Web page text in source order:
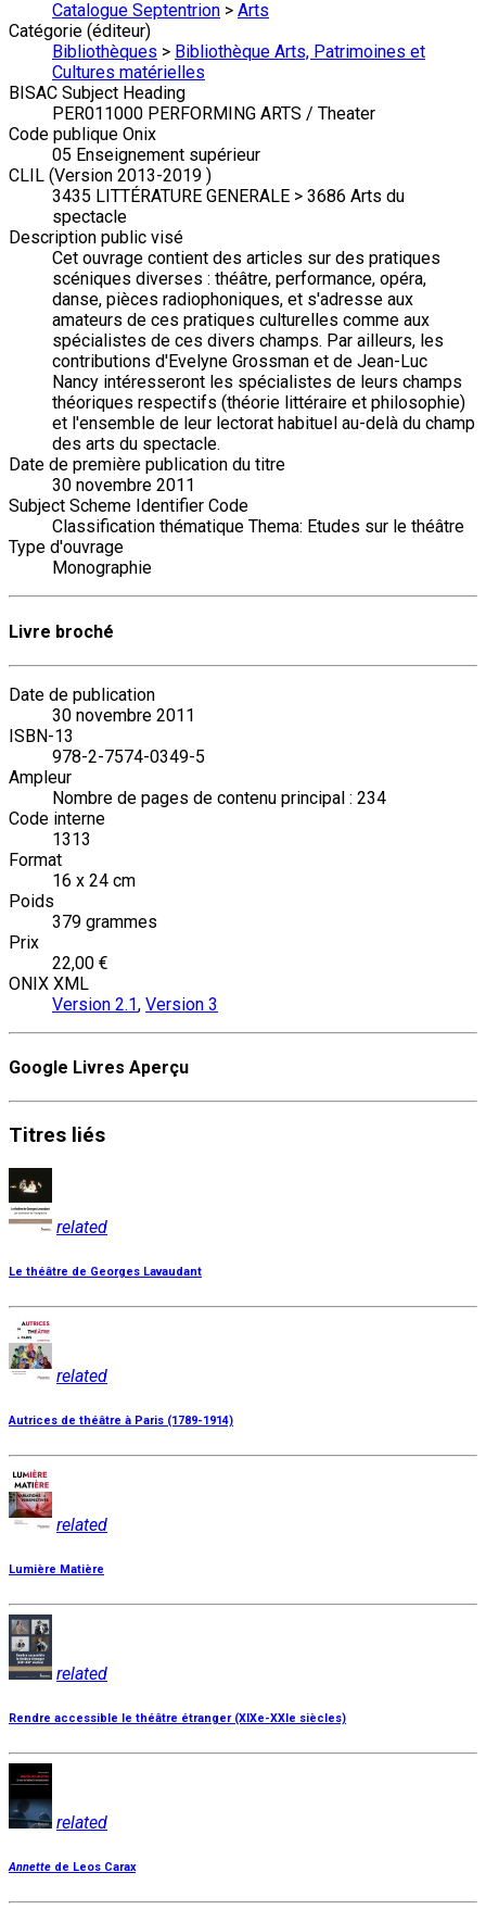
Catalogue Septentrion > Arts
Catégorie (éditeur)
Bibliothèques > Bibliothèque Arts, Patrimoines et
Cultures matérielles
BISAC Subject Heading
PER011000 PERFORMING ARTS / Theater
Code publique Onix
05 Enseignement supérieur
CLIL (Version 2013-2019 )
3435 LITTÉRATURE GENERALE > 3686 Arts du
spectacle
Description public visé
Cet ouvrage contient des articles sur des pratiques
scéniques diverses : théâtre, performance, opéra,
danse, pièces radiophoniques, et s'adresse aux
amateurs de ces pratiques culturelles comme aux
spécialistes de ces divers champs. Par ailleurs, les
contributions d'Evelyne Grossman et de Jean-Luc
Nancy intéresseront les spécialistes de leurs champs
théoriques respectifs (théorie littéraire et philosophie)
et l'ensemble de leur lectorat habituel au-delà du champ
des arts du spectacle.
Date de première publication du titre
30 novembre 2011
Subject Scheme Identifier Code
Classification thématique Thema: Etudes sur le théâtre
Type d'ouvrage
Monographie
Livre broché
Date de publication
30 novembre 2011
ISBN-13
978-2-7574-0349-5
Ampleur
Nombre de pages de contenu principal : 234
Code interne
1313
Format
16 x 24 cm
Poids
379 grammes
Prix
22,00 €
ONIX XML
Version 2.1, Version 3
Google Livres Aperçu
Titres liés
related
Le théâtre de Georges Lavaudant
related
Autrices de théâtre à Paris (1789-1914)
related
Lumière Matière
related
Rendre accessible le théâtre étranger (XIXe-XXIe siècles)
related
Annette de Leos Carax